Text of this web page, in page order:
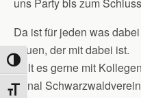
Umschalten auf hohe
Schrift vergrößern
uns Party bis zum Schluss
Da ist für jeden was
freuen, der mit dabei ist.
Teilt es gerne mit
Kanal